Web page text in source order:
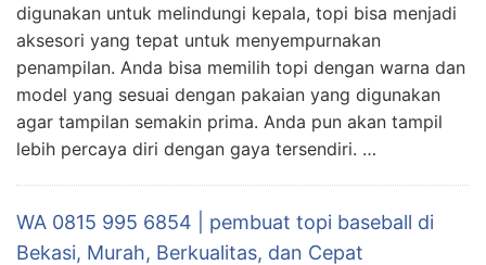
digunakan untuk melindungi kepala, topi bisa menjadi
aksesori yang tepat untuk menyempurnakan
penampilan. Anda bisa memilih topi dengan warna dan
model yang sesuai dengan pakaian yang digunakan
agar tampilan semakin prima. Anda pun akan tampil
lebih percaya diri dengan gaya tersendiri. …
WA 0815 995 6854 | pembuat topi baseball di
Bekasi, Murah, Berkualitas, dan Cepat